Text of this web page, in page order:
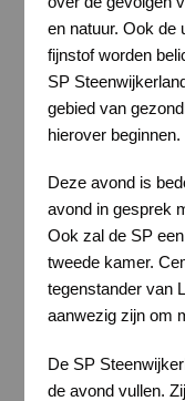
en natuur. Ook de
fijnstof worden
SP
gebied van
hierover beginnen.
Deze avond is
avond in gesprek
Ook zal de SP
tweede kamer.
tegenstander van
aanwezig zijn om
De SP
de avond vullen.